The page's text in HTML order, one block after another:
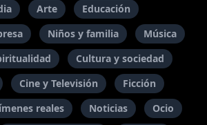
Arte
Educación
Niños y familia
Música
Cultura y sociedad
Cine y Televisión
Ficción
reales Noticias
Ocio